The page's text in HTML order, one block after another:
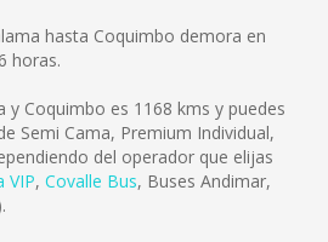
hasta Coquimbo demora en
horas.
y Coquimbo es 1168 kms y puedes
Semi Cama, Premium Individual,
del operador que elijas
VIP, Covalle Bus, Buses Andimar,